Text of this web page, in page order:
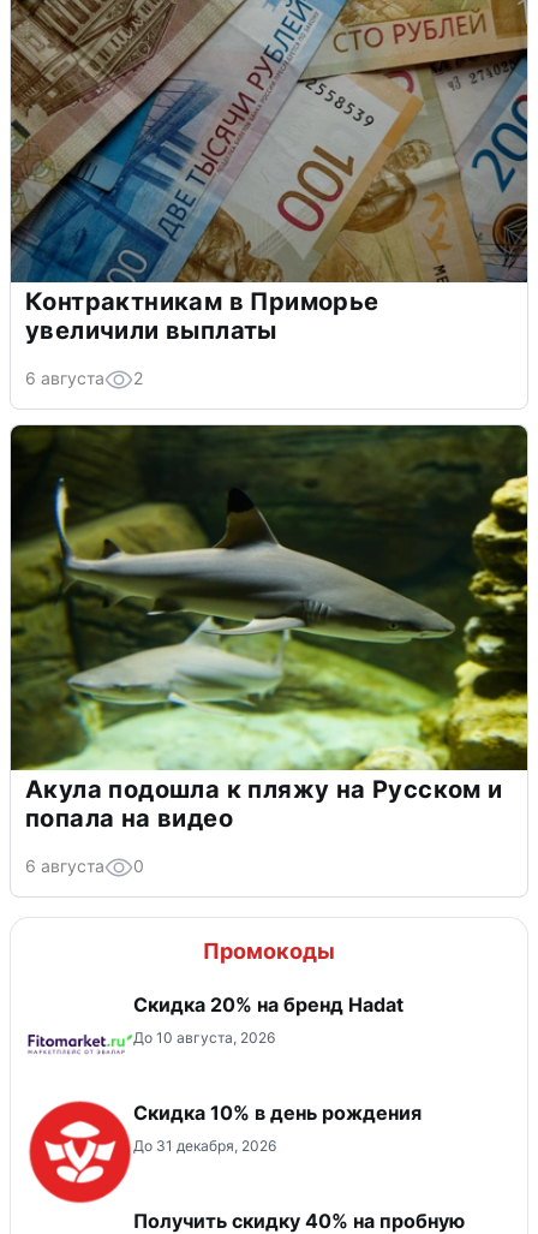
Контрактникам в Приморье
увеличили выплаты
6 августа 2
Акула подошла к пляжу на Русском и
попала на видео
6 августа 0
Промокоды
Скидка 20% на бренд Hadat
До 10 августа, 2026
Скидка 10% в день рождения
До 31 декабря, 2026
Получить скидку 40% на пробную